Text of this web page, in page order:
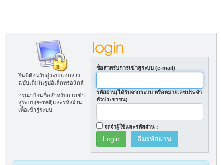
ชื่อสำหรับการเข้าสู่ระบบ (e-mail)
รหัสผ่าน(ได้รับจากระบบ หรือหมายเลขประจำ
ตัวประชาชน)
จดจำผู้ใช้และรหัสผ่าน :
ลืมรหัสผ่าน
ยินดีต้อนรับสู่ระบบเอกสาร
ฉบับเต็มในรูปอิเล็กทรอนิกส์
กรุณาป้อนชื่อสำหรับการเข้า
สู่ระบบ(e-mail)และรหัสผ่าน
เพื่อเข้าสู่ระบบ